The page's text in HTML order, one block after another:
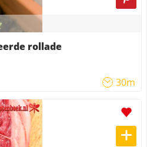
rollade
30m